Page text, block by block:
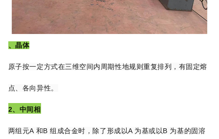
、晶体
原子按一定方式在三维空间内周期性地规则重复排列，有固定熔
点、各向异性。
2、中间相
两组元A 和B 组成合金时，除了形成以A 为基或以B 为基的固溶